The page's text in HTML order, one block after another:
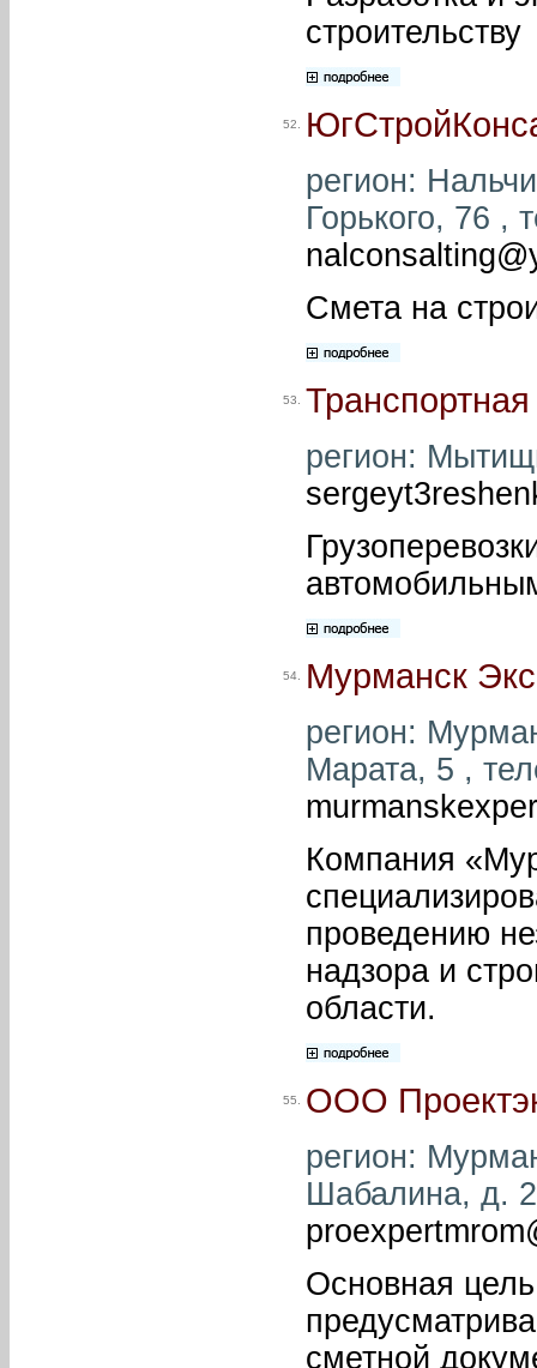
строительству
52.
регион:
Горького, 76 ,
Смета на
53.
регион:
54. Мурманск
регион:
Марата, 5 ,
Компания
проведению
надзора и
области.
55. ООО
регион:
Шабалина, д.
Основная
сметной